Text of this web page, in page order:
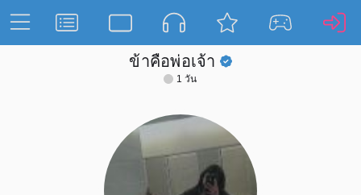
ข้าคือพ่อเจ้า
1 วัน